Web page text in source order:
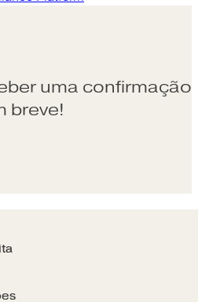
uma confirmação
breve!